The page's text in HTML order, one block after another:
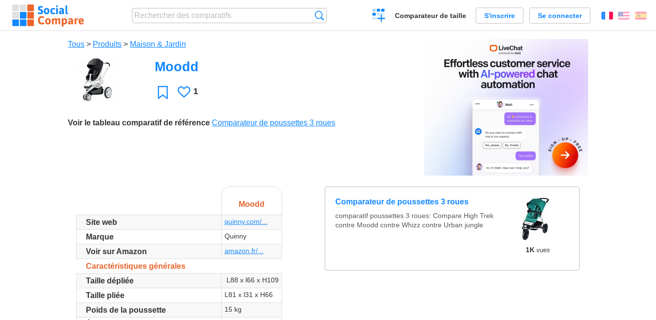
Créer
un
Comparateur de taille S'inscrire Se connecter FrançaisEnglish
Tous > Produits > Maison & Jardin
Moodd
Favori J'aime
1
Voir le tableau comparatif de référence Comparateur de poussettes 3 roues
Moodd
Site web quinny.com/...
Marque Quinny
Voir sur Amazon amazon.fr/...
Caractéristiques générales
Taille dépliée
L88 x l66 x H109
Taille pliée L81 x l31 x H66
Poids de la poussette 15 kg
Comparateur de poussettes 3 roues
comparatif poussettes 3 roues: Compare High Trek
contre Moodd contre Whizz contre Urban jungle
1K vues